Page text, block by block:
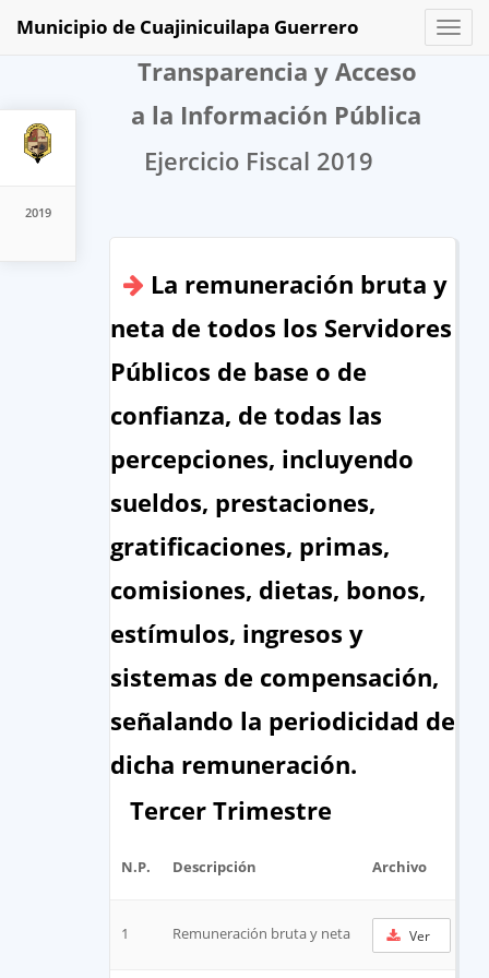
2019
Toggle
Municipio de Cuajinicuilapa Guerrero
Transparencia y Acceso
a la Información Pública
Ejercicio Fiscal 2019
La remuneración bruta y
neta de todos los Servidores
Públicos de base o de
confianza, de todas las
percepciones, incluyendo
sueldos, prestaciones,
gratificaciones, primas,
comisiones, dietas, bonos,
estímulos, ingresos y
sistemas de compensación,
señalando la periodicidad de
dicha remuneración.
Tercer Trimestre
N.P. Descripción Archivo
1 Remuneración bruta y neta Ver